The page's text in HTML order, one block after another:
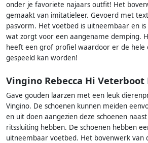
onder je favoriete najaars outfit! Het
gemaakt van imitatieleer. Gevoerd met
pasvorm. Het voetbed is uitneembaar en
wat zorgt voor een aangename demping.
heeft een grof profiel waardoor er de hele
gespeeld kan worden!
Vingino Rebecca Hi Veterboot
Gave gouden laarzen met een leuk
Vingino. De schoenen kunnen meiden
en uit doen aangezien deze schoenen
ritssluiting hebben. De schoenen hebben
uitneembaar voetbed. Het bovenwerk van